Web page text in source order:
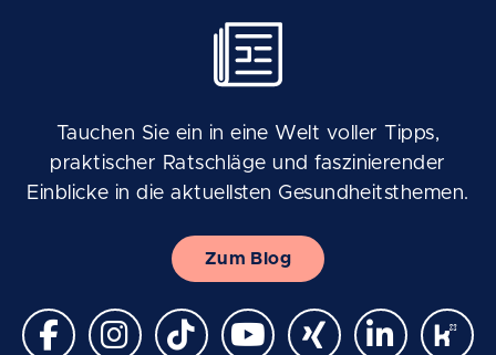
Tauchen Sie ein in eine Welt voller Tipps,
praktischer Ratschläge und faszinierender
Einblicke in die aktuellsten Gesundheitsthemen.
Zum Blog